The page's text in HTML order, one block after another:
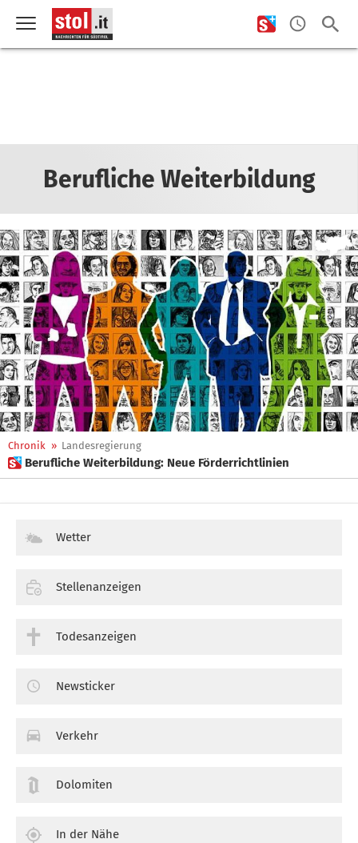
Berufliche Weiterbildung
Chronik » Landesregierung
 Berufliche Weiterbildung: Neue Förderrichtlinien
Wetter
Stellenanzeigen
Todesanzeigen
Newsticker
Verkehr
Dolomiten
In der Nähe